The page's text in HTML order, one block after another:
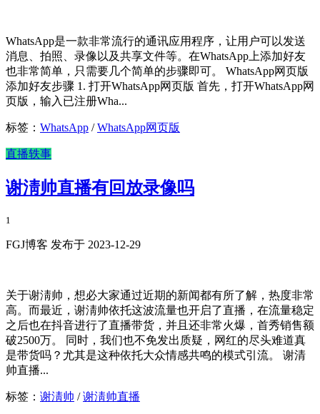
WhatsApp是一款非常流行的通讯应用程序，让用户可以发送
消息、拍照、录像以及共享文件等。在WhatsApp上添加好友
也非常简单，只需要几个简单的步骤即可。 WhatsApp网页版
添加好友步骤 1. 打开WhatsApp网页版 首先，打开WhatsApp网
页版，输入已注册Wha...
标签： WhatsApp /WhatsApp网页版
直播轶事
谢淸帅直播有回放录像吗
1
FGJ博客 发布于 2023-12-29
关于谢淸帅，想必大家通过近期的新闻都有所了解，热度非常
高。而最近，谢淸帅依托这波流量也开启了直播，在流量稳定
之后也在抖音进行了直播带货，并且还非常火爆，首秀销售额
破2500万。 同时，我们也不免发出质疑，网红的尽头难道真
是带货吗？尤其是这种依托大众情感共鸣的模式引流。 谢清
帅直播...
标签： 谢淸帅 /谢淸帅直播